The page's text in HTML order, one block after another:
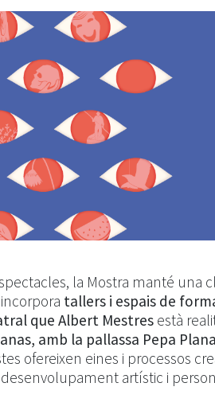
la Mostra manté una
tallers i espais de
que Albert Mestres està
amb la pallassa Pepa Plana
ofereixen eines i processos
artístic i